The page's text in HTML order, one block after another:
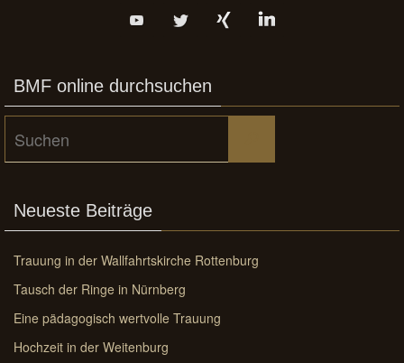
BMF online durchsuchen
Neueste Beiträge
Trauung in der Wallfahrtskirche Rottenburg
Tausch der Ringe in Nürnberg
Eine pädagogisch wertvolle Trauung
Hochzeit in der Weitenburg